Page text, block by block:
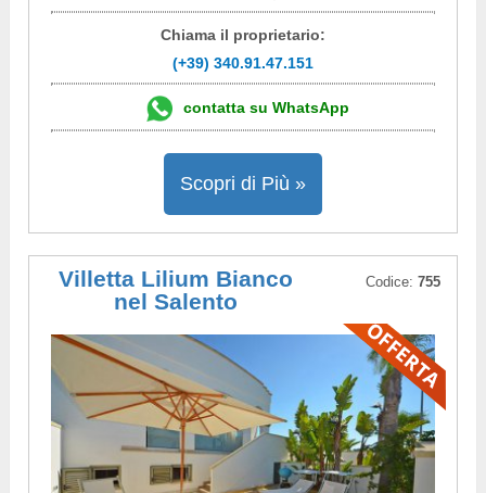
Chiama il proprietario:
(+39) 340.91.47.151
contatta su WhatsApp
Scopri di Più »
Villetta Lilium Bianco
nel Salento
Codice: 755